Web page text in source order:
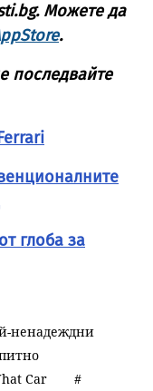
Можете да
.
последвайте
глоба за
ненадеждни
Car